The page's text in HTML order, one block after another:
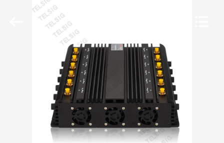
PRODUKTE